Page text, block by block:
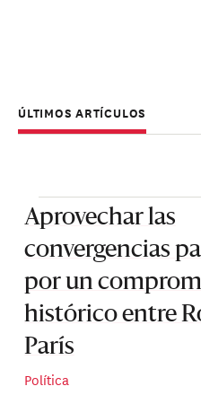
ÚLTIMOS ARTÍCULOS
Aprovechar las
convergencias
por un
histórico entre
París
Política